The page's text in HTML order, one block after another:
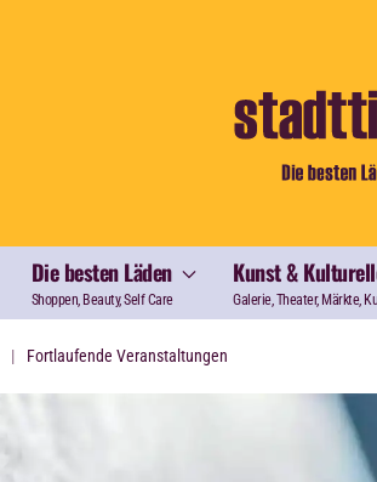
Die besten Läden
Shoppen, Beauty, Self Care
Kunst &
Galerie, Theater, Märkte,
Fortlaufende Veranstaltungen